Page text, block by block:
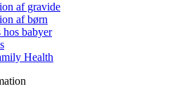
af gravide
af børn
babyer
Health